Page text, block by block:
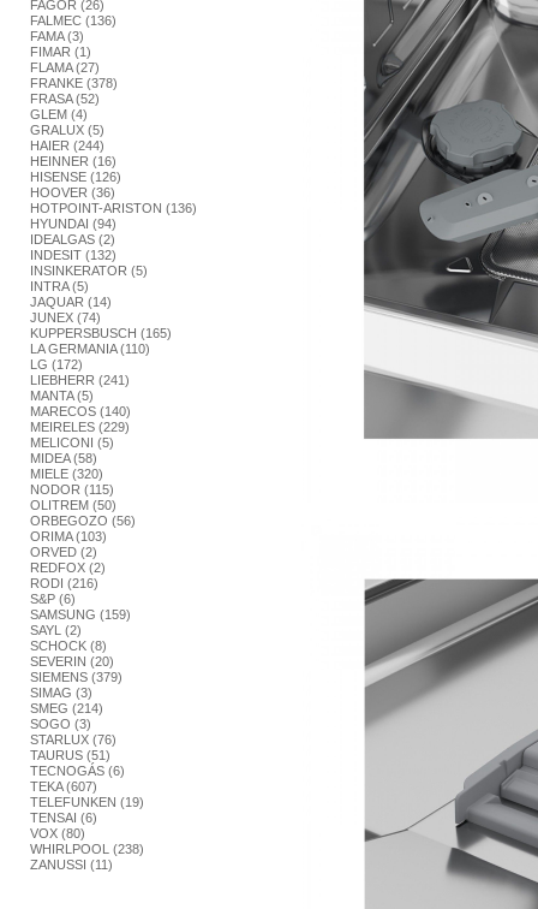
FAGOR (26)
FALMEC (136)
FAMA (3)
FIMAR (1)
FLAMA (27)
FRANKE (378)
FRASA (52)
GLEM (4)
GRALUX (5)
HAIER (244)
HEINNER (16)
HISENSE (126)
HOOVER (36)
HOTPOINT-ARISTON (136)
HYUNDAI (94)
IDEALGAS (2)
INDESIT (132)
INSINKERATOR (5)
INTRA (5)
JAQUAR (14)
JUNEX (74)
KUPPERSBUSCH (165)
LA GERMANIA (110)
LG (172)
LIEBHERR (241)
MANTA (5)
MARECOS (140)
MEIRELES (229)
MELICONI (5)
MIDEA (58)
MIELE (320)
NODOR (115)
OLITREM (50)
ORBEGOZO (56)
ORIMA (103)
ORVED (2)
REDFOX (2)
RODI (216)
S&P (6)
SAMSUNG (159)
SAYL (2)
SCHOCK (8)
SEVERIN (20)
SIEMENS (379)
SIMAG (3)
SMEG (214)
SOGO (3)
STARLUX (76)
TAURUS (51)
TECNOGÁS (6)
TEKA (607)
TELEFUNKEN (19)
TENSAI (6)
VOX (80)
WHIRLPOOL (238)
ZANUSSI (11)